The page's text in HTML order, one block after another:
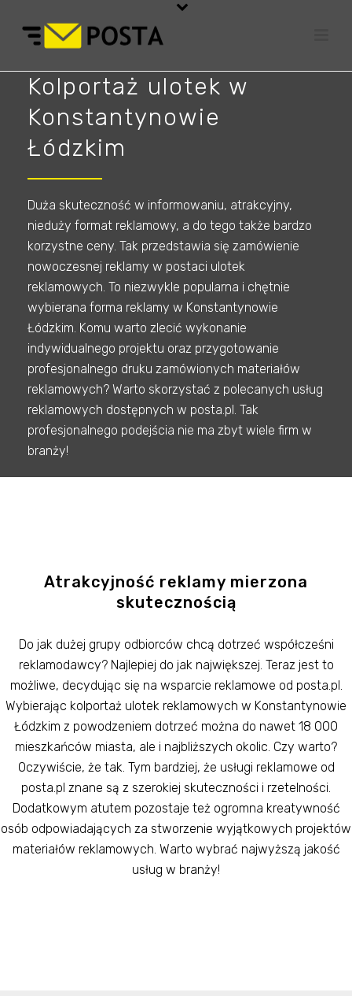
Kolportaż ulotek w
Konstantynowie
Łódzkim
Duża skuteczność w informowaniu, atrakcyjny,
nieduży format reklamowy, a do tego także bardzo
korzystne ceny. Tak przedstawia się zamówienie
nowoczesnej reklamy w postaci ulotek
reklamowych. To niezwykle popularna i chętnie
wybierana forma reklamy w Konstantynowie
Łódzkim. Komu warto zlecić wykonanie
indywidualnego projektu oraz przygotowanie
profesjonalnego druku zamówionych materiałów
reklamowych? Warto skorzystać z polecanych usług
reklamowych dostępnych w posta.pl. Tak
profesjonalnego podejścia nie ma zbyt wiele firm w
branży!
Atrakcyjność reklamy mierzona
skutecznością
Do jak dużej grupy odbiorców chcą dotrzeć współcześni
reklamodawcy? Najlepiej do jak największej. Teraz jest to
możliwe, decydując się na wsparcie reklamowe od posta.pl.
Wybierając kolportaż ulotek reklamowych w Konstantynowie
Łódzkim z powodzeniem dotrzeć można do nawet 18 000
mieszkańców miasta, ale i najbliższych okolic. Czy warto?
Oczywiście, że tak. Tym bardziej, że usługi reklamowe od
posta.pl znane są z szerokiej skuteczności i rzetelności.
Dodatkowym atutem pozostaje też ogromna kreatywność
osób odpowiadających za stworzenie wyjątkowych projektów
materiałów reklamowych. Warto wybrać najwyższą jakość
usług w branży!